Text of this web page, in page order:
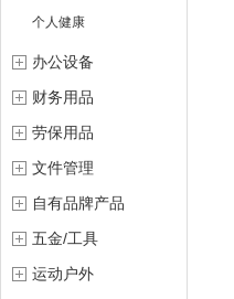
个人健康
办公设备
财务用品
劳保用品
文件管理
自有品牌产品
五金/工具
运动户外